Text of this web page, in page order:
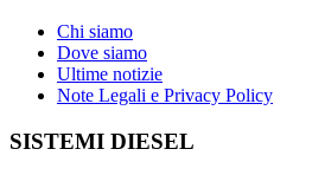
Chi siamo
Dove siamo
Ultime notizie
Note Legali e Privacy Policy
SISTEMI DIESEL